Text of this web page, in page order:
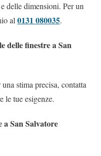
delle dimensioni. Per un
al 0131 080035.
delle finestre a San
stima precisa, contatta
le tue esigenze.
San Salvatore